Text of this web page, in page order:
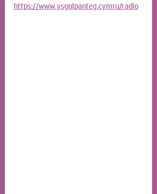
https://www.ysgolpanteg.cymru/radio